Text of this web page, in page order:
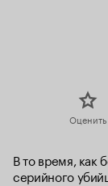
Оценить
В то время, как
серийного